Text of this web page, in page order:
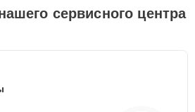
Для расчета итоговой
достаточно
сервисного центра